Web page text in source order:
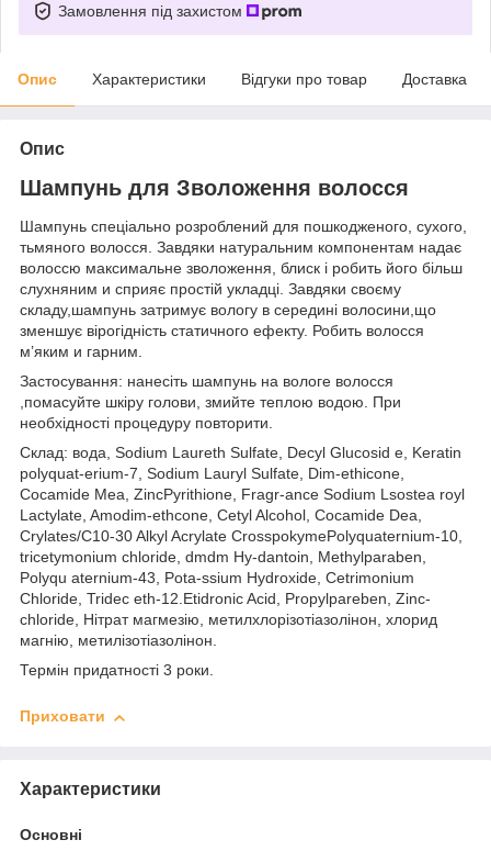
Замовлення під захистом
Опис Характеристики Відгуки про товар Доставка
Опис
Шампунь для Зволоження волосся
Шампунь спеціально розроблений для пошкодженого, сухого,
тьмяного волосся. Завдяки натуральним компонентам надає
волоссю максимальне зволоження, блиск і робить його більш
слухняним и сприяє простій укладці. Завдяки своєму
складу,шампунь затримує вологу в середині волосини,що
зменшує вірогідність статичного ефекту. Робить волосся
м’яким и гарним.
Застосування: нанесіть шампунь на вологе волосся
,помасуйте шкіру голови, змийте теплою водою. При
необхідності процедуру повторити.
Склад: вода, Sodium Laureth Sulfate, Decyl Glucosid e, Keratin
polyquat-erium-7, Sodium Lauryl Sulfate, Dim-ethicone,
Cocamide Mea, ZincPyrithione, Fragr-ance Sodium Lsostea royl
Lactylate, Amodim-ethcone, Cetyl Alcohol, Cocamide Dea,
Crylates/C10-30 Alkyl Acrylate CrosspokymePolyquaternium-10,
tricetymonium chloride, dmdm Hy-dantoin, Methylparaben,
Polyqu aternium-43, Pota-ssium Hydroxide, Cetrimonium
Chloride, Tridec eth-12.Etidronic Acid, Propylpareben, Zinc-
chloride, Нітрат магмезію, метилхлорізотіазолінон, хлорид
магнію, метилізотіазолінон.
Термін придатності 3 роки.
Приховати
Характеристики
Основні